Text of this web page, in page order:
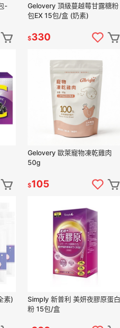
-
Gelovery 頂級蔓越莓甘露糖粉
包EX 15包/盒 (奶素)
$330
Gelovery 歐萊寵物凍乾雞肉
50g
$105
素)
Simply 新普利 美妍夜膠原蛋白
粉 15包/盒